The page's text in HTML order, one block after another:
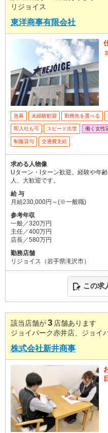
リジョイス
東洋商事有限会社
急募 未経験歓迎 勤務先を選べる
即入社も可 スピード出世 働く女性
制服貸与 交通費支給
求める人物像
Uターン・Iターン歓迎。経験や年
人、大歓迎です。
給 与
月給230,000円～(※一般職)
参考年収
一般／320万円
主任／400万円
店長／580万円
勤務店舗
リジョイス（岩手県滝沢市）
この求
該当店舗が3 店舗あります
ジョイパーク赤井店、ジョイ
株式会社新井商事